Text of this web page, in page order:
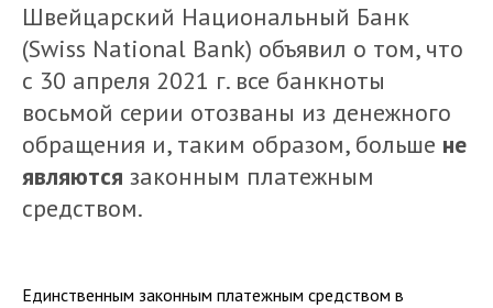
Швейцарский Национальный Банк
(Swiss National Bank) объявил о том, что
с 30 апреля 2021 г. все банкноты
восьмой серии отозваны из денежного
обращения и, таким образом, больше не
являются законным платежным
средством.
Единственным законным платежным средством в